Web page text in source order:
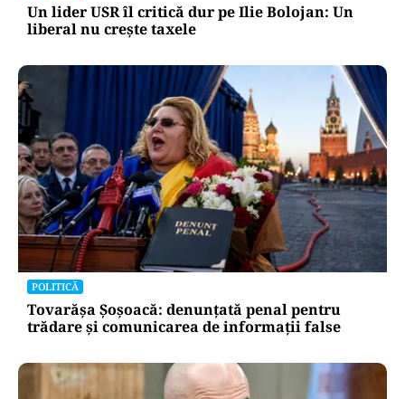
Un lider USR îl critică dur pe Ilie Bolojan: Un
liberal nu crește taxele
POLITICĂ
Tovarășa Șoșoacă: denunțată penal pentru
trădare și comunicarea de informații false